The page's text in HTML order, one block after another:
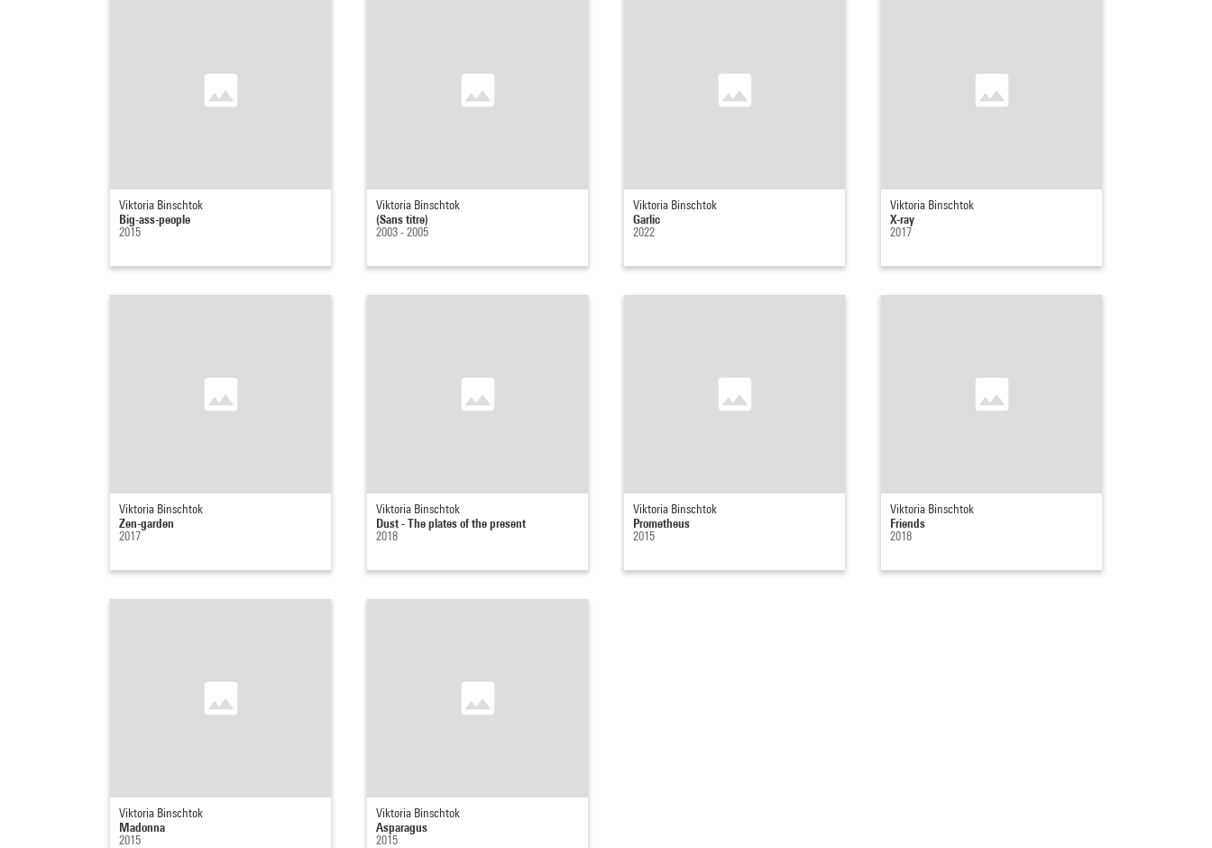
Viktoria Binschtok
Big-ass-people
2015
Viktoria Binschtok
(Sans titre)
2003 - 2005
Viktoria Binschtok
Garlic
2022
Viktoria Binschtok
X-ray
2017
Viktoria Binschtok
Zen-garden
2017
Viktoria Binschtok
Dust - The plates of the present
2018
Viktoria Binschtok
Prometheus
2015
Viktoria Binschtok
Friends
2018
Viktoria Binschtok
Madonna
2015
Viktoria Binschtok
Asparagus
2015